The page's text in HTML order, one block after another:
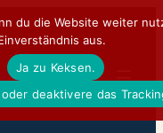
du die Website weiter
aus.
Ja zu Keksen.
deaktivere das